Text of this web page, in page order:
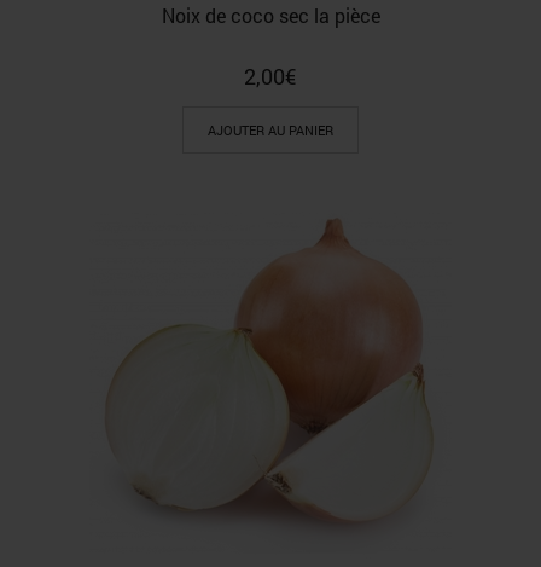
Noix de coco sec la pièce
2,00€
AJOUTER AU PANIER